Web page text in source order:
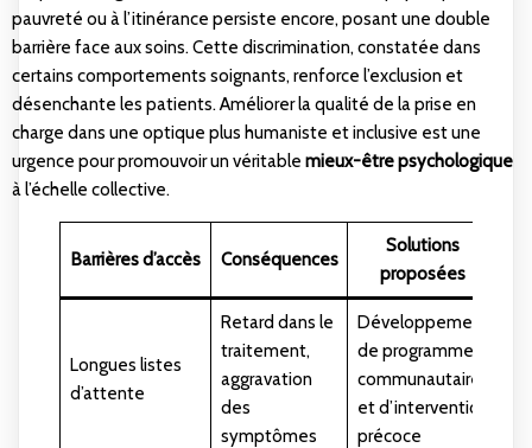
pauvreté ou à l’itinérance persiste encore, posant une double
barrière face aux soins. Cette discrimination, constatée dans
certains comportements soignants, renforce l’exclusion et
désenchante les patients. Améliorer la qualité de la prise en
charge dans une optique plus humaniste et inclusive est une
urgence pour promouvoir un véritable mieux-être psychologique
à l’échelle collective.
Barrières d’accès Conséquences
Solutions
proposées
Longues listes
d’attente
Retard dans le
traitement,
aggravation
des
symptômes
Développement
de programmes
communautaires
et d’intervention
précoce